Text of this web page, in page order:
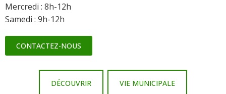
Mercredi : 8h-12h
Samedi : 9h-12h
CONTACTEZ-NOUS
DÉCOUVRIR VIE MUNICIPALE